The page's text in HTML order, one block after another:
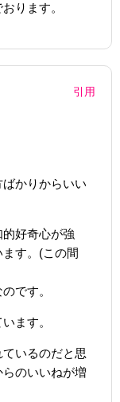
ります。
引用
かりからいい
好奇心が強
す。(この間
です。
ます。
いるのだと思
のいいねが増